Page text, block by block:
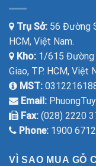
Trụ Sở: 56 Đường
HCM, Việt Nam.
Kho: 1/615 Đường
Giao, TP. HCM, Việt
MST:
Email:
Fax: (028) 2220
Phone: 1900
VÌ SAO MUA GỖ